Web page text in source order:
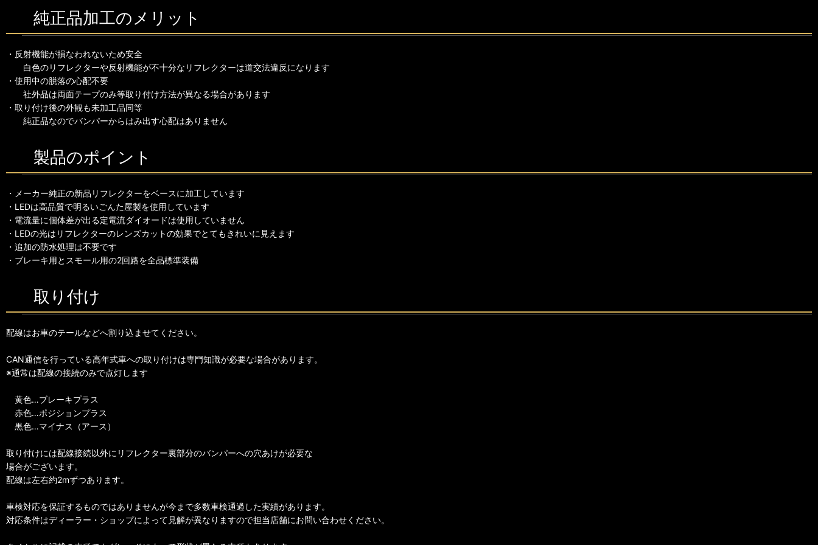
純正品加工のメリット
・反射機能が損なわれないため安全
白色のリフレクターや反射機能が不十分なリフレクターは道交法違反になります
・使用中の脱落の心配不要
社外品は両面テープのみ等取り付け方法が異なる場合があります
・取り付け後の外観も未加工品同等
純正品なのでバンパーからはみ出す心配はありません
製品のポイント
・メーカー純正の新品リフレクターをベースに加工しています
・LEDは高品質で明るいごんた屋製を使用しています
・電流量に個体差が出る定電流ダイオードは使用していません
・LEDの光はリフレクターのレンズカットの効果でとてもきれいに見えます
・追加の防水処理は不要です
・ブレーキ用とスモール用の2回路を全品標準装備
取り付け
配線はお車のテールなどへ割り込ませてください。
CAN通信を行っている高年式車への取り付けは専門知識が必要な場合があります。
※通常は配線の接続のみで点灯します
黄色…ブレーキプラス
赤色…ポジションプラス
黒色…マイナス（アース）
取り付けには配線接続以外にリフレクター裏部分のバンパーへの穴あけが必要な
場合がございます。
配線は左右約2mずつあります。
車検対応を保証するものではありませんが今まで多数車検通過した実績があります。
対応条件はディーラー・ショップによって見解が異なりますので担当店舗にお問い合わせください。